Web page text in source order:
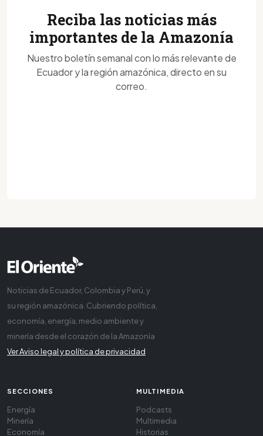
Reciba las noticias más
importantes de la Amazonía
Nuestro boletín semanal con lo más relevante de
Ecuador y la región amazónica, directo en su
correo.
Noticias de Ecuador, Colombia y Perú, y
su región amazónica. Cubriendo política,
economía, energía, medio ambiente y
minería desde el corazón de la Amazonía
Ver Aviso legal y política de privacidad
SECCIONES
Energía
Minería
Economía
MULTIMEDIA
Podcasts
Multimedia
Historias